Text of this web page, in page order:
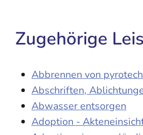
Zugehörige
Abbrennen von
Abschriften,
Abwasser entsorgen
Adoption -